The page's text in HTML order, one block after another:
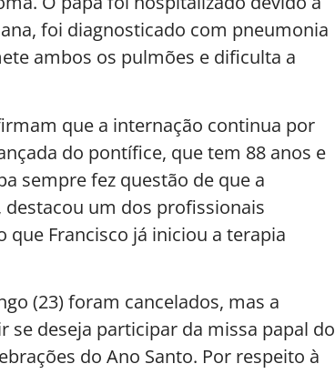
foi diagnosticado com pneumonia
ambos os pulmões e dificulta a
que a internação continua por
do pontífice, que tem 88 anos e
sempre fez questão de que a
um dos profissionais
Francisco já iniciou a terapia
(23) foram cancelados, mas a
deseja participar da missa papal do
do Ano Santo. Por respeito à